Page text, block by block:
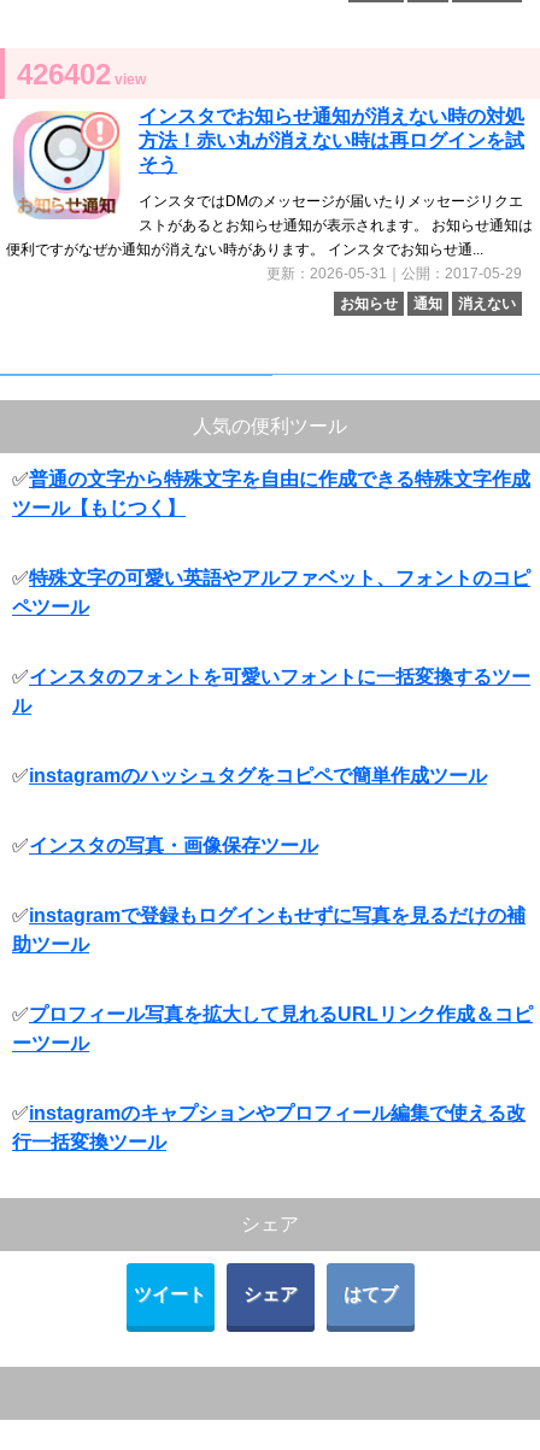
426402 view
インスタでお知らせ通知が消えない時の対処
方法！赤い丸が消えない時は再ログインを試
そう
インスタではDMのメッセージが届いたりメッセージリクエ
ストがあるとお知らせ通知が表示されます。 お知らせ通知は
便利ですがなぜか通知が消えない時があります。 インスタでお知らせ通...
更新：2026-05-31｜公開：2017-05-29
お知らせ
通知 消えない
人気の便利ツール
✅普通の文字から特殊文字を自由に作成できる特殊文字作成
ツール【もじつく】
✅特殊文字の可愛い英語やアルファベット、フォントのコピ
ペツール
✅インスタのフォントを可愛いフォントに一括変換するツー
ル
✅instagramのハッシュタグをコピペで簡単作成ツール
✅インスタの写真・画像保存ツール
✅instagramで登録もログインもせずに写真を見るだけの補
助ツール
✅プロフィール写真を拡大して見れるURLリンク作成＆コピ
ーツール
✅instagramのキャプションやプロフィール編集で使える改
行一括変換ツール
シェア
ツイート シェア はてブ